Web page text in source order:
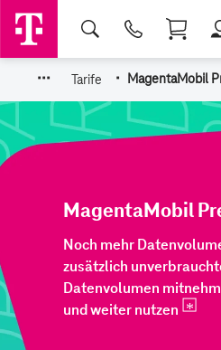
··· Tarife · MagentaMobil